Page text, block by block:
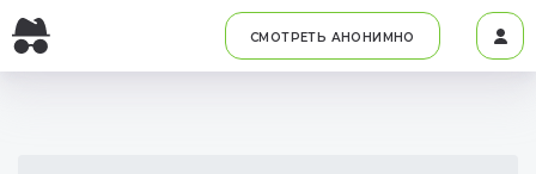
СМОТРЕТЬ АНОНИМНО